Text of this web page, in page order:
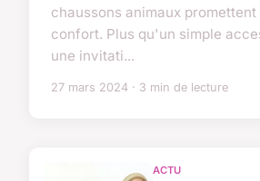
chaussons animaux
confort. Plus qu'un simple
une invitati...
27 mars 2024 · 3 min de lecture
ACTU